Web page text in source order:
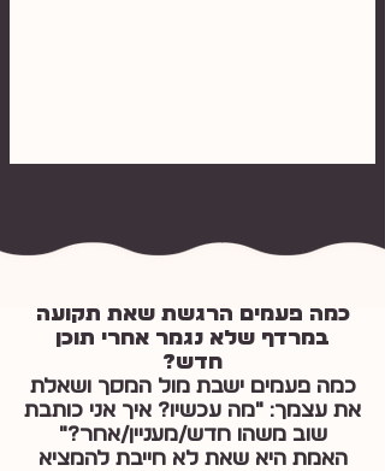
כמה פעמים הרגשת שאת תקועה
במרדף שלא נגמר אחרי תוכן
חדש?
כמה פעמים ישבת מול המסך ושאלת
את עצמך: "מה עכשיו? איך אני כותבת
שוב משהו חדש/מעניין/אחר?"
האמת היא שאת לא חייבת להמציא